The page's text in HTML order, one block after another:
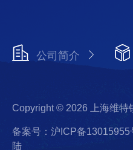
公司简介
Copyright © 2026 上海维特
备案号：沪ICP备13015955
陆